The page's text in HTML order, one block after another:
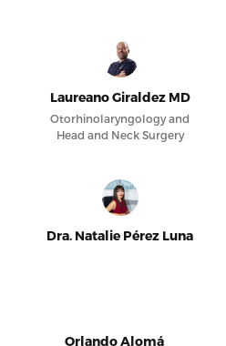
Laureano Giraldez MD
Otorhinolaryngology and
Head and Neck Surgery
Dra. Natalie Pérez Luna
Orlando Alomá